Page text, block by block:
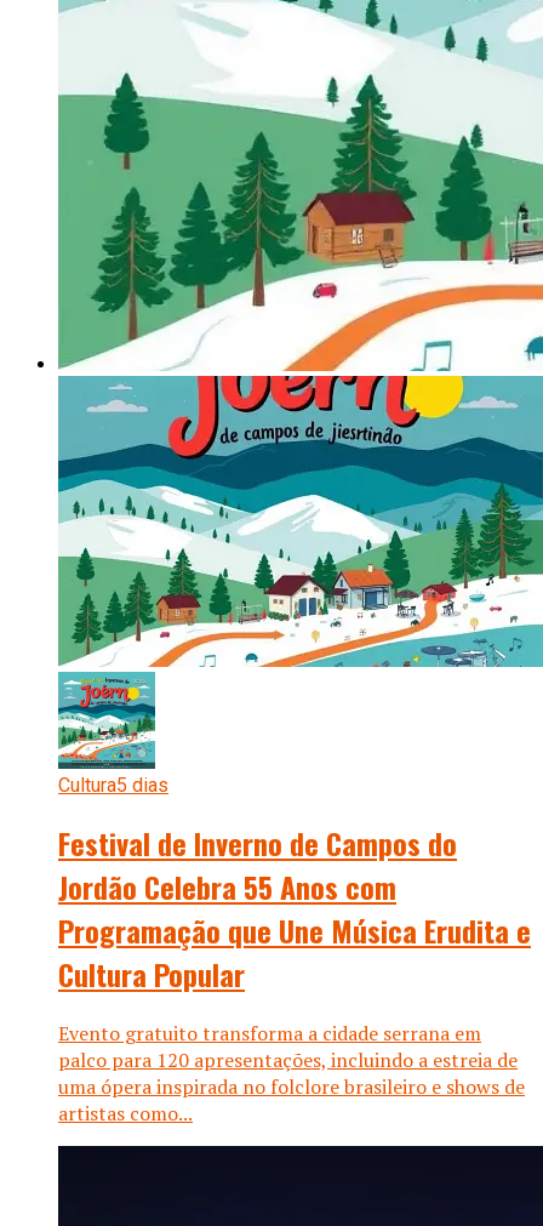
Cultura5 dias
Festival de Inverno de Campos do
Jordão Celebra 55 Anos com
Programação que Une Música Erudita e
Cultura Popular
Evento gratuito transforma a cidade serrana em
palco para 120 apresentações, incluindo a estreia de
uma ópera inspirada no folclore brasileiro e shows de
artistas como...